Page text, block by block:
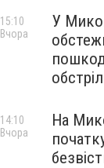
У
15:10
Вчора
На
14:10
Вчора